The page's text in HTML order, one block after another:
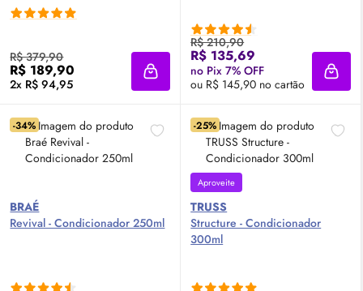
R$ 379,90
R$ 189,90
2x R$ 94,95 Adicionar à sacola
R$ 210,90
R$ 135,69
no Pix 7% OFF
ou R$ 145,90 no cartão
-34%
BRAÉ
Revival - Condicionador 250ml
-25%
Aproveite
TRUSS
Structure - Condicionador
300ml